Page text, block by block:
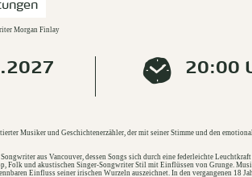
Morgan Finlay
20:00
Musiker und Geschichtenerzähler, der mit seiner Stimme und den
aus Vancouver, dessen Songs sich durch eine federleichte
Folk und akustischen Singer-Songwriter Stil mit Einflüssen von Grunge.
Einfluss seiner irischen Wurzeln auszeichnet. In den vergangenen 18